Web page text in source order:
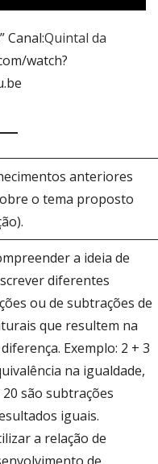
Canal:Quintal da
watch?
anteriores
o tema proposto
a ideia de
diferentes
ou de subtrações de
que resultem na
Exemplo: 2 + 3
na igualdade,
20 são subtrações
iguais.
a relação de